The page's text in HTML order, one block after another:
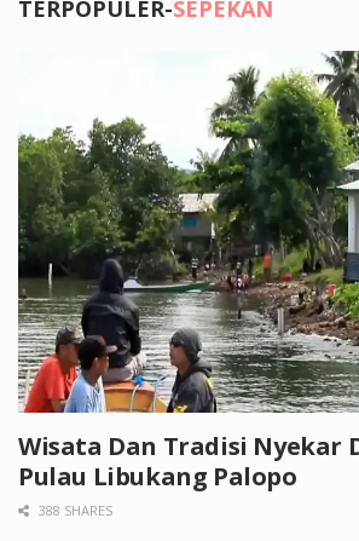
TERPOPULER-SEPEKAN
Wisata Dan Tradisi Nyekar
Pulau Libukang Palopo
388 SHARES